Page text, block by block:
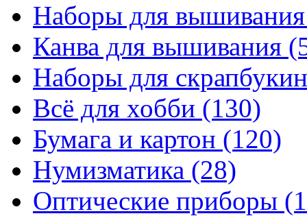
Наборы для
Канва для вышивания
Наборы для
Всё для хобби (130)
Бумага и картон (120)
Нумизматика (28)
Оптические приборы